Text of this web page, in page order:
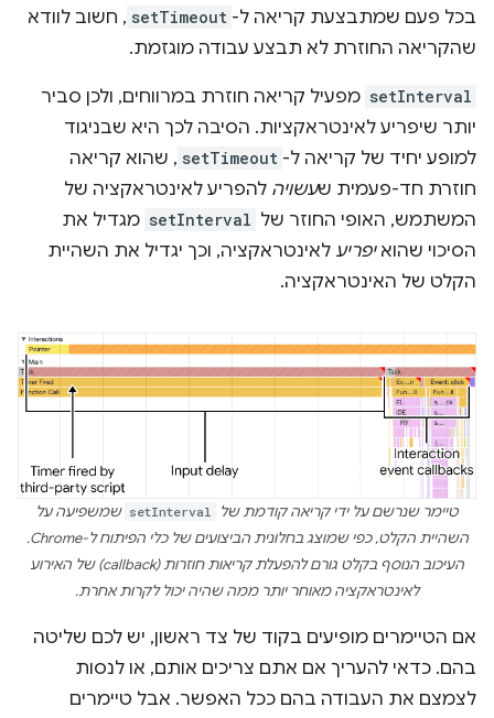
בכל פעם שמתבצעת קריאה ל- setTimeout , חשוב לוודא
שהקריאה החוזרת לא תבצע עבודה מוגזמת.
setInterval מפעיל קריאה חוזרת במרווחים, ולכן סביר
יותר שיפריע לאינטראקציות. הסיבה לכך היא שבניגוד
למופע יחיד של קריאה ל- setTimeout , שהוא קריאה
חוזרת חד-פעמית שעשויה להפריע לאינטראקציה של
המשתמש, האופי החוזר של setInterval מגדיל את
הסיכוי שהואיפריע לאינטראקציה, וכך יגדיל את השהיית
הקלט של האינטראקציה.
טיימר שנרשם על ידי קריאה קודמת של setInterval שמשפיעה על
השהיית הקלט, כפי שמוצג בחלונית הביצועים של כלי הפיתוח ל-Chrome.
העיכוב הנוסף בקלט גורם להפעלת קריאות חוזרות (callback) של האירוע
לאינטראקציה מאוחר יותר ממה שהיה יכול לקרות אחרת.
אם הטיימרים מופיעים בקוד של צד ראשון, יש לכם שליטה
בהם. כדאי להעריך אם אתם צריכים אותם, או לנסות
לצמצם את העבודה בהם ככל האפשר. אבל טיימרים